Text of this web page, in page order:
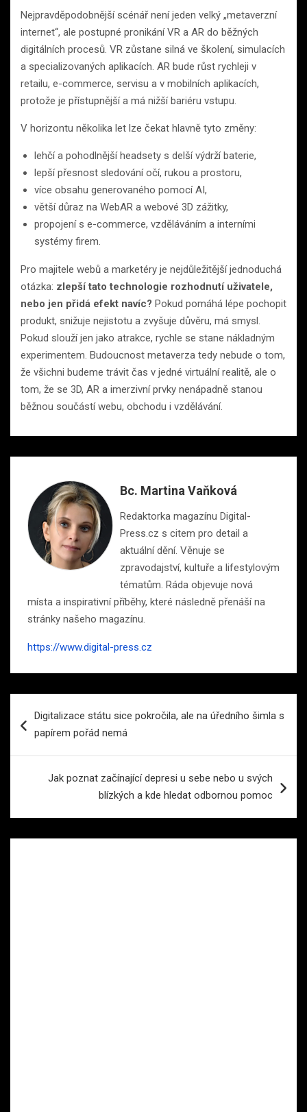
Nejpravděpodobnější scénář není jeden velký „metaverzní
internet“, ale postupné pronikání VR a AR do běžných
digitálních procesů. VR zůstane silná ve školení, simulacích
a specializovaných aplikacích. AR bude růst rychleji v
retailu, e-commerce, servisu a v mobilních aplikacích,
protože je přístupnější a má nižší bariéru vstupu.
V horizontu několika let lze čekat hlavně tyto změny:
lehčí a pohodlnější headsety s delší výdrží baterie,
lepší přesnost sledování očí, rukou a prostoru,
více obsahu generovaného pomocí AI,
větší důraz na WebAR a webové 3D zážitky,
propojení s e-commerce, vzděláváním a interními
systémy firem.
Pro majitele webů a marketéry je nejdůležitější jednoduchá
otázka: zlepší tato technologie rozhodnutí uživatele,
nebo jen přidá efekt navíc? Pokud pomáhá lépe pochopit
produkt, snižuje nejistotu a zvyšuje důvěru, má smysl.
Pokud slouží jen jako atrakce, rychle se stane nákladným
experimentem. Budoucnost metaverza tedy nebude o tom,
že všichni budeme trávit čas v jedné virtuální realitě, ale o
tom, že se 3D, AR a imerzivní prvky nenápadně stanou
běžnou součástí webu, obchodu i vzdělávání.
Bc. Martina Vaňková
Redaktorka magazínu Digital-
Press.cz s citem pro detail a
aktuální dění. Věnuje se
zpravodajství, kultuře a lifestylovým
tématům. Ráda objevuje nová
místa a inspirativní příběhy, které následně přenáší na
stránky našeho magazínu.
https://www.digital-press.cz
proDigitalizace státu sice pokročila, ale na úředního šimla s
papírem pořád nemá
Jak poznat začínající depresi u sebe nebo u svých
blízkých a kde hledat odbornou pomoc